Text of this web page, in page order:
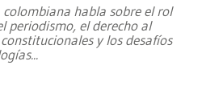
habla sobre el rol
periodismo, el derecho al
y los desafíos
...